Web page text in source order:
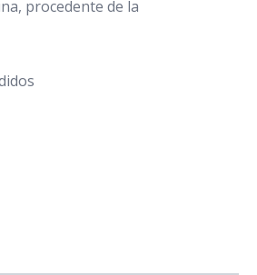
procedente de la